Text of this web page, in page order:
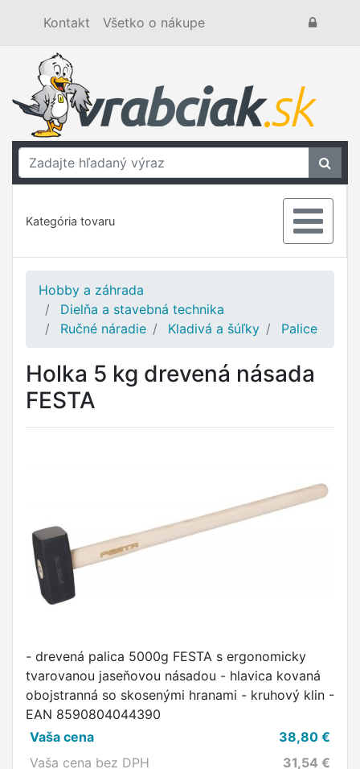
Kontakt Všetko o nákupe
Kategória tovaru
Hobby a záhrada
Dielňa a stavebná technika
Ručné náradie
Kladivá a šúľky Palice
Holka 5 kg drevená násada
FESTA
- drevená palica 5000g FESTA s ergonomicky
tvarovanou jaseňovou násadou - hlavica kovaná
obojstranná so skosenými hranami - kruhový klin -
EAN 8590804044390
Vaša cena
38,80 €
Vaša cena bez DPH
31,54 €